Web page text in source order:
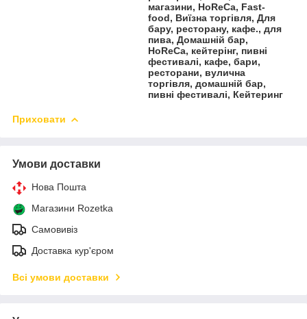
магазини, HoReCa, Fast-
food, Виїзна торгівля, Для
бару, ресторану, кафе., для
пива, Домашній бар,
HoReCa, кейтерінг, пивні
фестивалі, кафе, бари,
ресторани, вулична
торгівля, домашній бар,
пивні фестивалі, Кейтеринг
Приховати
Умови доставки
Нова Пошта
Магазини Rozetka
Самовивіз
Доставка кур'єром
Всі умови доставки